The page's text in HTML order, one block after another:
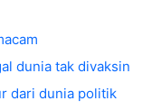
dunia tak divaksin
dari dunia politik